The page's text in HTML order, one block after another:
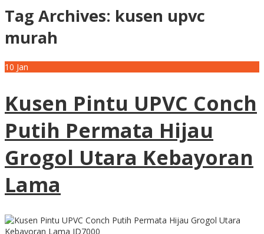
Tag Archives: kusen upvc
murah
10 Jan
Kusen Pintu UPVC Conch
Putih Permata Hijau
Grogol Utara Kebayoran
Lama